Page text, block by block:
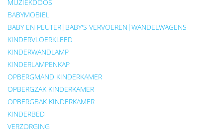
MUZIEKDOOS
BABYMOBIEL
BABY EN PEUTER|BABY'S VERVOEREN|WANDELWAGENS
KINDERVLOERKLEED
KINDERWANDLAMP
KINDERLAMPENKAP
OPBERGMAND KINDERKAMER
OPBERGZAK KINDERKAMER
OPBERGBAK KINDERKAMER
KINDERBED
VERZORGING